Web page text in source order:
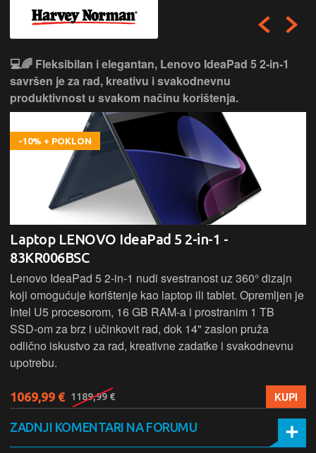
💻🌈 Fleksibilan i elegantan, Lenovo IdeaPad 5 2‑in‑1
savršen je za rad, kreativu i svakodnevnu
produktivnost u svakom načinu korištenja.
-10% + POKLON
Laptop LENOVO IdeaPad 5 2-in-1 -
83KR006BSC
Lenovo IdeaPad 5 2‑in‑1 nudi svestranost uz 360° dizajn
koji omogućuje korištenje kao laptop ili tablet. Opremljen je
Intel U5 procesorom, 16 GB RAM-a i prostranim 1 TB
SSD‑om za brz i učinkovit rad, dok 14" zaslon pruža
odlično iskustvo za rad, kreativne zadatke i svakodnevnu
upotrebu.
1069,99 € 1189,99 € KUPI
ZADNJI KOMENTARI NA FORUMU